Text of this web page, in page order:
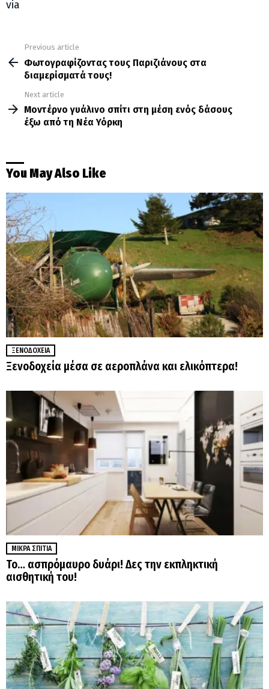
via
more
Previous article
Φωτογραφίζοντας τους Παριζιάνους στα
διαμερίσματά τους!
Next article
Μοντέρνο γυάλινο σπίτι στη μέση ενός δάσους
έξω από τη Νέα Υόρκη
You May Also Like
ΞΕΝΟΔΟΧΕΊΑ
Ξενοδοχεία μέσα σε αεροπλάνα και ελικόπτερα!
ΜΙΚΡΆ ΣΠΊΤΙΑ
Το… ασπρόμαυρο δυάρι! Δες την εκπληκτική
αισθητική του!